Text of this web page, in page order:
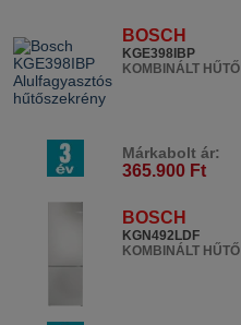
BOSCH
KGE398IBP
KOMBINÁLT HŰTŐ
Márkabolt ár:
365.900 Ft
BOSCH
KGN492LDF
KOMBINÁLT HŰTŐ